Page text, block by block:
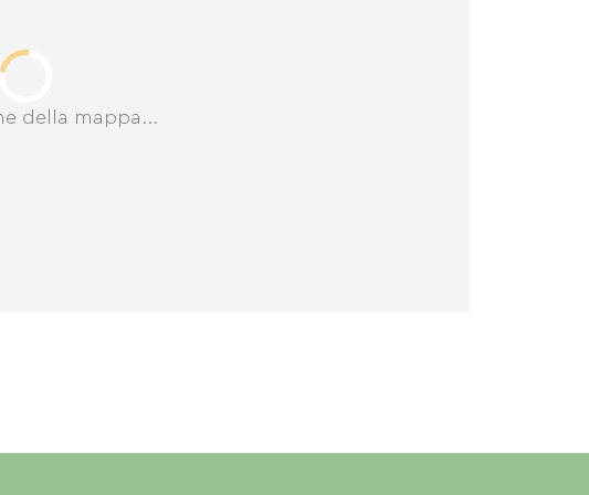
della mappa...